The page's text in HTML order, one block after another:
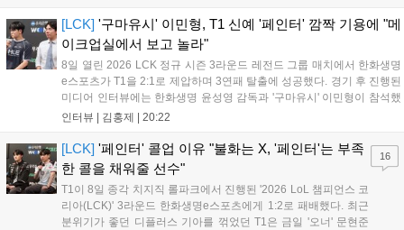
더욱 가속화될 전망이다....
[LCK] '구마유시' 이민형, T1 신예 '페인터' 깜짝 기용에 "메
이크업실에서 보고 놀라"
8일 열린 2026 LCK 정규 시즌 3라운드 레전드 그룹 매치에서 한화생명
e스포츠가 T1을 2:1로 제압하며 3연패 탈출에 성공했다. 경기 후 진행된
미디어 인터뷰에는 한화생명 윤성영 감독과 '구마유시' 이민형이 참석했
다. 먼저 승리 소감에 대해 윤성영 감독은 "오랜만에 승리해 기분이 좋고,
인터뷰 | 김홍제 | 20:22
[LCK] '페인터' 콜업 이유 "불화는 X, '페인터'는 부족
한 콜을 채워줄 선수"
T1이 8일 종각 치지직 롤파크에서 진행된 '2026 LoL 챔피언스 코
리아(LCK)' 3라운드 한화생명e스포츠에게 1:2로 패배했다. 최근
분위기가 좋던 디플러스 기아를 꺾었던 T1은 금일 '오너' 문현준
16